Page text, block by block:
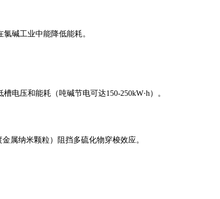
碱工业中能降低能耗。
压和能耗（吨碱节电可达150-250kW·h）。
属纳米颗粒）阻挡多硫化物穿梭效应。